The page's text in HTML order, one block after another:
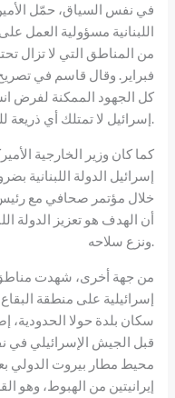
في نفس السياق، حمّل
اللبنانية مسؤولية العمل
فبراير. وقال قاسم في
كل الجهود الممكنة لفرض
إسرائيل لا تمتلك أي ذريعة للبقاء في المناطق التي تحتلها.
كما كان وزير الخارجية
إسرائيل الدولة اللبنانية
خلال مؤتمر صحافي مع رئيس
أن الهدف هو تعزيز الدولة
ونزع سلاحه.
من جهة أخرى، شهدت
إسرائيلية على منطقة
سكان بلدة حولا الحدودية،
قبل الجيش الإسرائيلي في
محيط مطار بيروت الدولي
إيرانيتين من الهبوط، وهو